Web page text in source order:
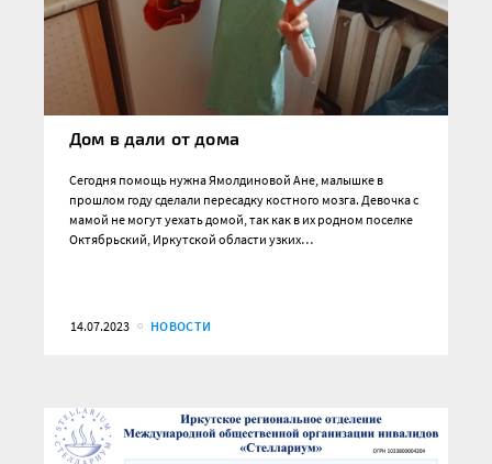
Дом в дали от дома
Сегодня помощь нужна Ямолдиновой Ане, малышке в
прошлом году сделали пересадку костного мозга. Девочка с
мамой не могут уехать домой, так как в их родном поселке
Октябрьский, Иркутской области узких…
14.07.2023 НОВОСТИ